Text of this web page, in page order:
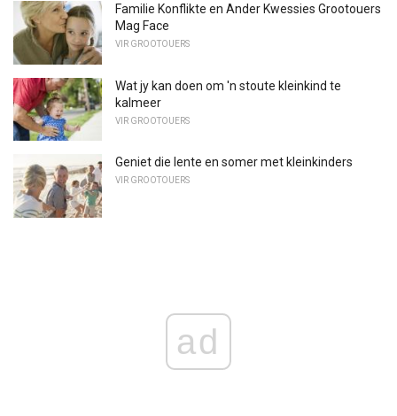
Familie Konflikte en Ander Kwessies Grootouers
Mag Face
VIR GROOTOUERS
Wat jy kan doen om 'n stoute kleinkind te
kalmeer
VIR GROOTOUERS
Geniet die lente en somer met kleinkinders
VIR GROOTOUERS
ad